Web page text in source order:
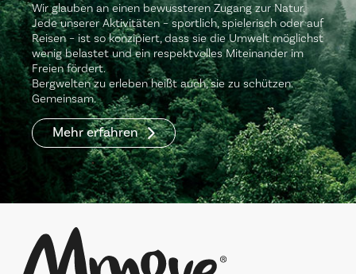
Wir glauben an einen bewussteren Zugang zur Natur.
Jede unserer Aktivitäten – sportlich, spielerisch oder auf
Reisen – ist so konzipiert, dass sie die Umwelt möglichst
wenig belastet und ein respektvolles Miteinander im
Freien fördert.
Bergwelten zu erleben heißt auch, sie zu schützen.
Gemeinsam.
Mehr erfahren